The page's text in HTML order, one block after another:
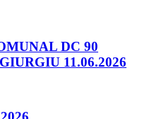
DC 90
11.06.2026